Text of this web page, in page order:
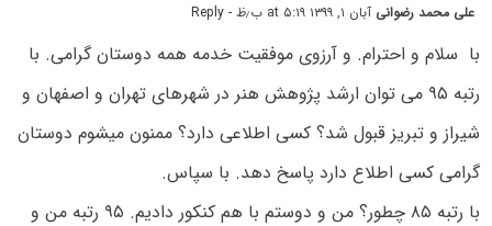
علی محمد رضوانی آبان ۱, ۱۳۹۹ at ۵:۱۹ ب٫ظ - Reply
با سلام و احترام. و آرزوی موفقیت خدمه همه دوستان گرامی. با
رتبه ۹۵ می توان ارشد پژوهش هنر در شهرهای تهران و اصفهان و
شیراز و تبریز قبول شد؟ کسی اطلاعی دارد؟ ممنون میشوم دوستان
گرامی کسی اطلاع دارد پاسخ دهد. با سپاس.
با رتبه ۸۵ چطور؟ من و دوستم با هم کنکور دادیم. ۹۵ رتبه من و